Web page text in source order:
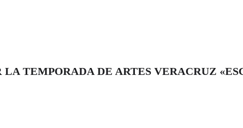
TEMPORADA DE ARTES VERACRUZ